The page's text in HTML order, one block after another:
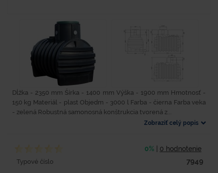
Dĺžka - 2350 mm Šírka - 1400 mm Výška - 1900 mm Hmotnosť -
150 kg Materiál - plast Objedm - 3000 l Farba - čierna Farba veka
- zelená Robustná samonosná konštrukcia tvorená z...
Zobraziť celý popis
0% 0 hodnotenie
Typové číslo 7949